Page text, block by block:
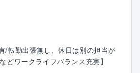
出」8:00～17:00
て遅出」12:00～21:00
認で、プライベートな理由であって
携帯電話への着信はコールセンタ
日出勤が発生した場合は振休を取
日は理事会の総会が入ることがあ
モートワークやフレックスを活用
くことが可能です。
/転勤出張無し、休日は別の担当が
どワークライフバランス充実】